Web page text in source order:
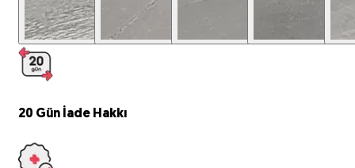
20 Gün İade Hakkı